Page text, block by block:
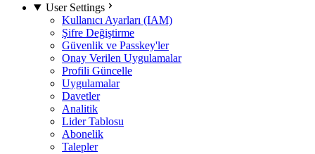
User Settings
Kullanıcı Ayarları (IAM)
Şifre Değiştirme
Güvenlik ve Passkey'ler
Onay Verilen Uygulamalar
Profili Güncelle
Uygulamalar
Davetler
Analitik
Lider Tablosu
Abonelik
Talepler